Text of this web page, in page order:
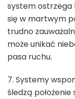
system ostrzega
się w martwym
trudno
może unikać
pasa ruchu.
7. Systemy
śledzą